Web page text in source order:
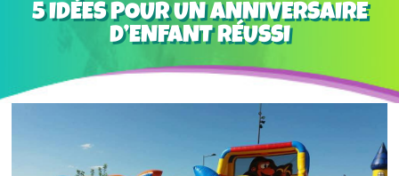
5 IDÉES POUR UN ANNIVERSAIRE
D’ENFANT RÉUSSI